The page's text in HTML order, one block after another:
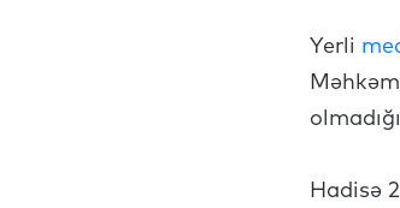
Yerli
Hadisə